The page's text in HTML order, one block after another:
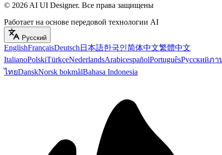
© 2026 AI UI Designer. Все права защищены
Работает на основе передовой технологии AI
Русский
EnglishFrançaisDeutsch 日本語한국인简体中文繁體中文
ItalianoPolskiTürkçeNederlandsArabicespañolPortuguêsРусскийภา
ไทยDanskNorsk bokmålBahasa Indonesia